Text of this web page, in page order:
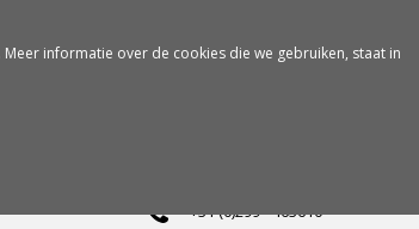
+31 (0)299 - 463610
informatie over de cookies die we gebruiken, staat in